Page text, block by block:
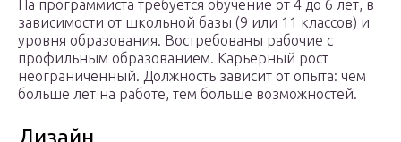
На программиста требуется обучение от 4 до 6 лет, в
зависимости от школьной базы (9 или 11 классов) и
уровня образования. Востребованы рабочие с
профильным образованием. Карьерный рост
неограниченный. Должность зависит от опыта: чем
больше лет на работе, тем больше возможностей.